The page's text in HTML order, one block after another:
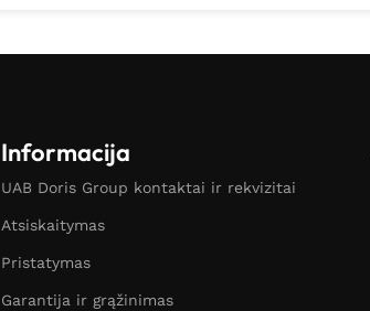
Informacija
UAB Doris Group kontaktai ir rekvizitai
Atsiskaitymas
Pristatymas
Garantija ir grąžinimas